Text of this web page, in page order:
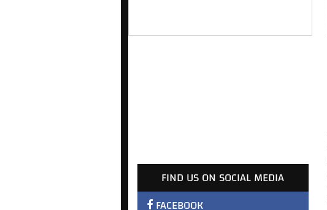
FIND US ON SOCIAL MEDIA
FACEBOOK